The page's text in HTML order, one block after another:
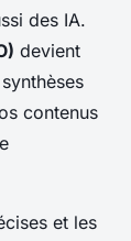
des IA.
devient
contenus
et les